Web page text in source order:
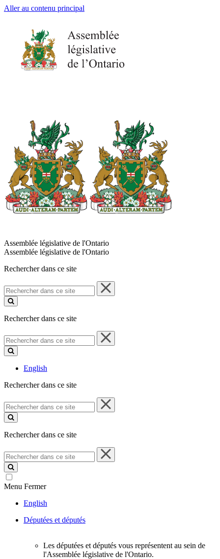
Aller au contenu principal
Assemblée législative de l'Ontario
Assemblée législative de l'Ontario
Rechercher dans ce site
Rechercher
dans
ce
Rechercher dans ce site
Rechercher
dans
ce
English
Rechercher dans ce site
Rechercher
dans
ce
Rechercher dans ce site
Rechercher
dans
ce
site
Menu Fermer
English
Députées et députés
Les députées et députés vous représentent au sein de
l'Assemblée législative de l'Ontario.